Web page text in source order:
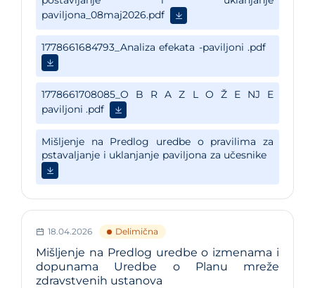
18.04.2026 Delimična
Mišljenje na Predlog uredbe o izmenama i
dopunama Uredbe o Planu mreže
zdravstvenih ustanova